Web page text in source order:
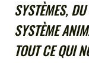
SYSTÈMES,
SYSTÈME
TOUT CE QUI